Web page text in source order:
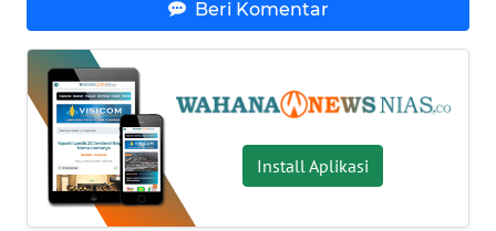
Beri Komentar
Install Aplikasi
WN
KALBAR
WN
KALTENG